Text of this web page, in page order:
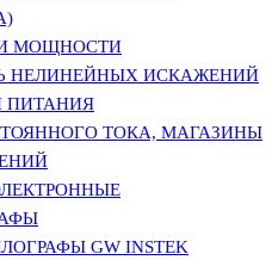
МОЩНОСТИ
НЕЛИНЕЙНЫХ ИСКАЖЕНИЙ
ПИТАНИЯ
ТОКА, МАГАЗИНЫ
GW INSTEK